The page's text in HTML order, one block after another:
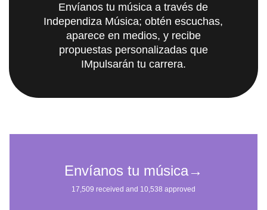
Envíanos tu música a través de
Independiza Música; obtén escuchas,
aparece en medios, y recibe
propuestas personalizadas que
IMpulsarán tu carrera.